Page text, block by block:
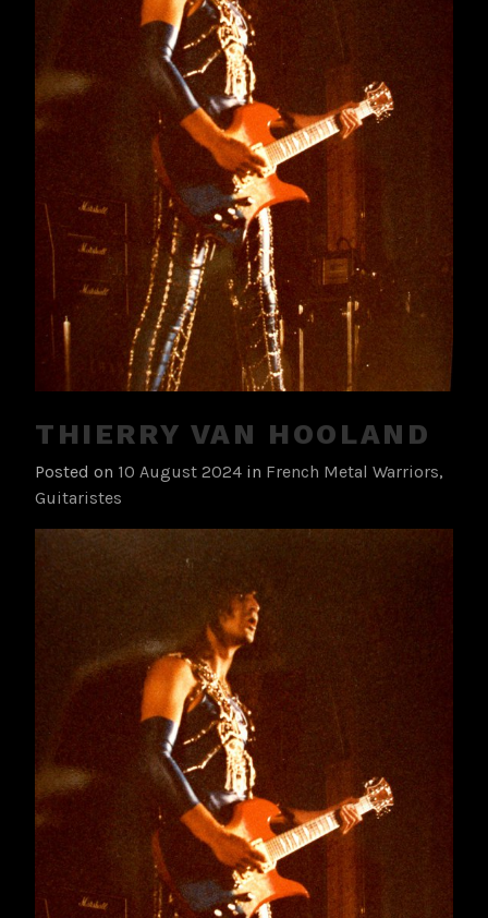
THIERRY VAN HOOLAND
Posted on 10 August 2024 in French Metal Warriors,
Guitaristes